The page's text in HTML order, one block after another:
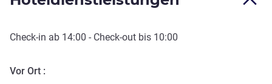
Check-in ab 14:00 - Check-out bis 10:00
Vor Ort